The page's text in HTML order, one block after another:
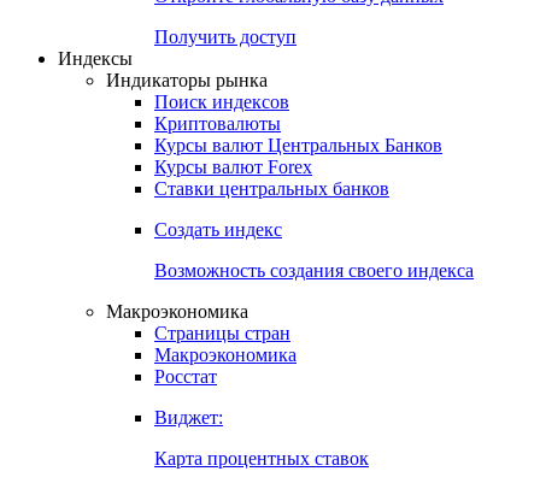
Получить доступ
Индексы
Индикаторы рынка
Поиск индексов
Криптовалюты
Курсы валют Центральных Банков
Курсы валют Forex
Ставки центральных банков
Создать индекс
Возможность создания своего индекса
Макроэкономика
Страницы стран
Макроэкономика
Росстат
Виджет:
Карта процентных ставок